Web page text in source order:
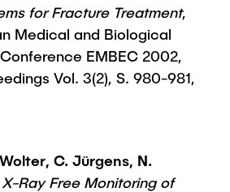
for Fracture Treatment,
Medical and Biological
EMBEC 2002,
Vol. 3(2), S. 980-981,
C. Jürgens, N.
Ray Free Monitoring of